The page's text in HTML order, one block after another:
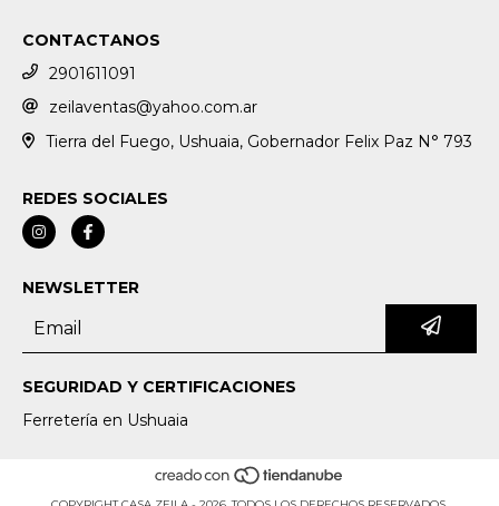
CONTACTANOS
2901611091
zeilaventas@yahoo.com.ar
Tierra del Fuego, Ushuaia, Gobernador Felix Paz N° 793
REDES SOCIALES
NEWSLETTER
SEGURIDAD Y CERTIFICACIONES
Ferretería en Ushuaia